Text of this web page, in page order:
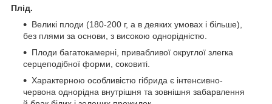
Плід.
Великі плоди (180-200 г, а в деяких умовах і більше),
без плями за основи, з високою однорідністю.
Плоди багатокамерні, привабливої округлої злегка
серцеподібної форми, соковиті.
Характерною особливістю гібрида є інтенсивно-
червона однорідна внутрішня та зовнішня забарвлення